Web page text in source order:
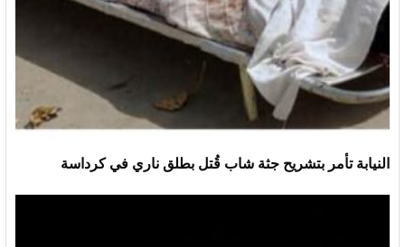
النيابة تأمر بتشريح جثة شاب قُتل بطلق ناري في كرداسة